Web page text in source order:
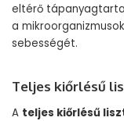
eltérő
a
sebességét.
Teljes kiőrlésű
A teljes kiőrlésű